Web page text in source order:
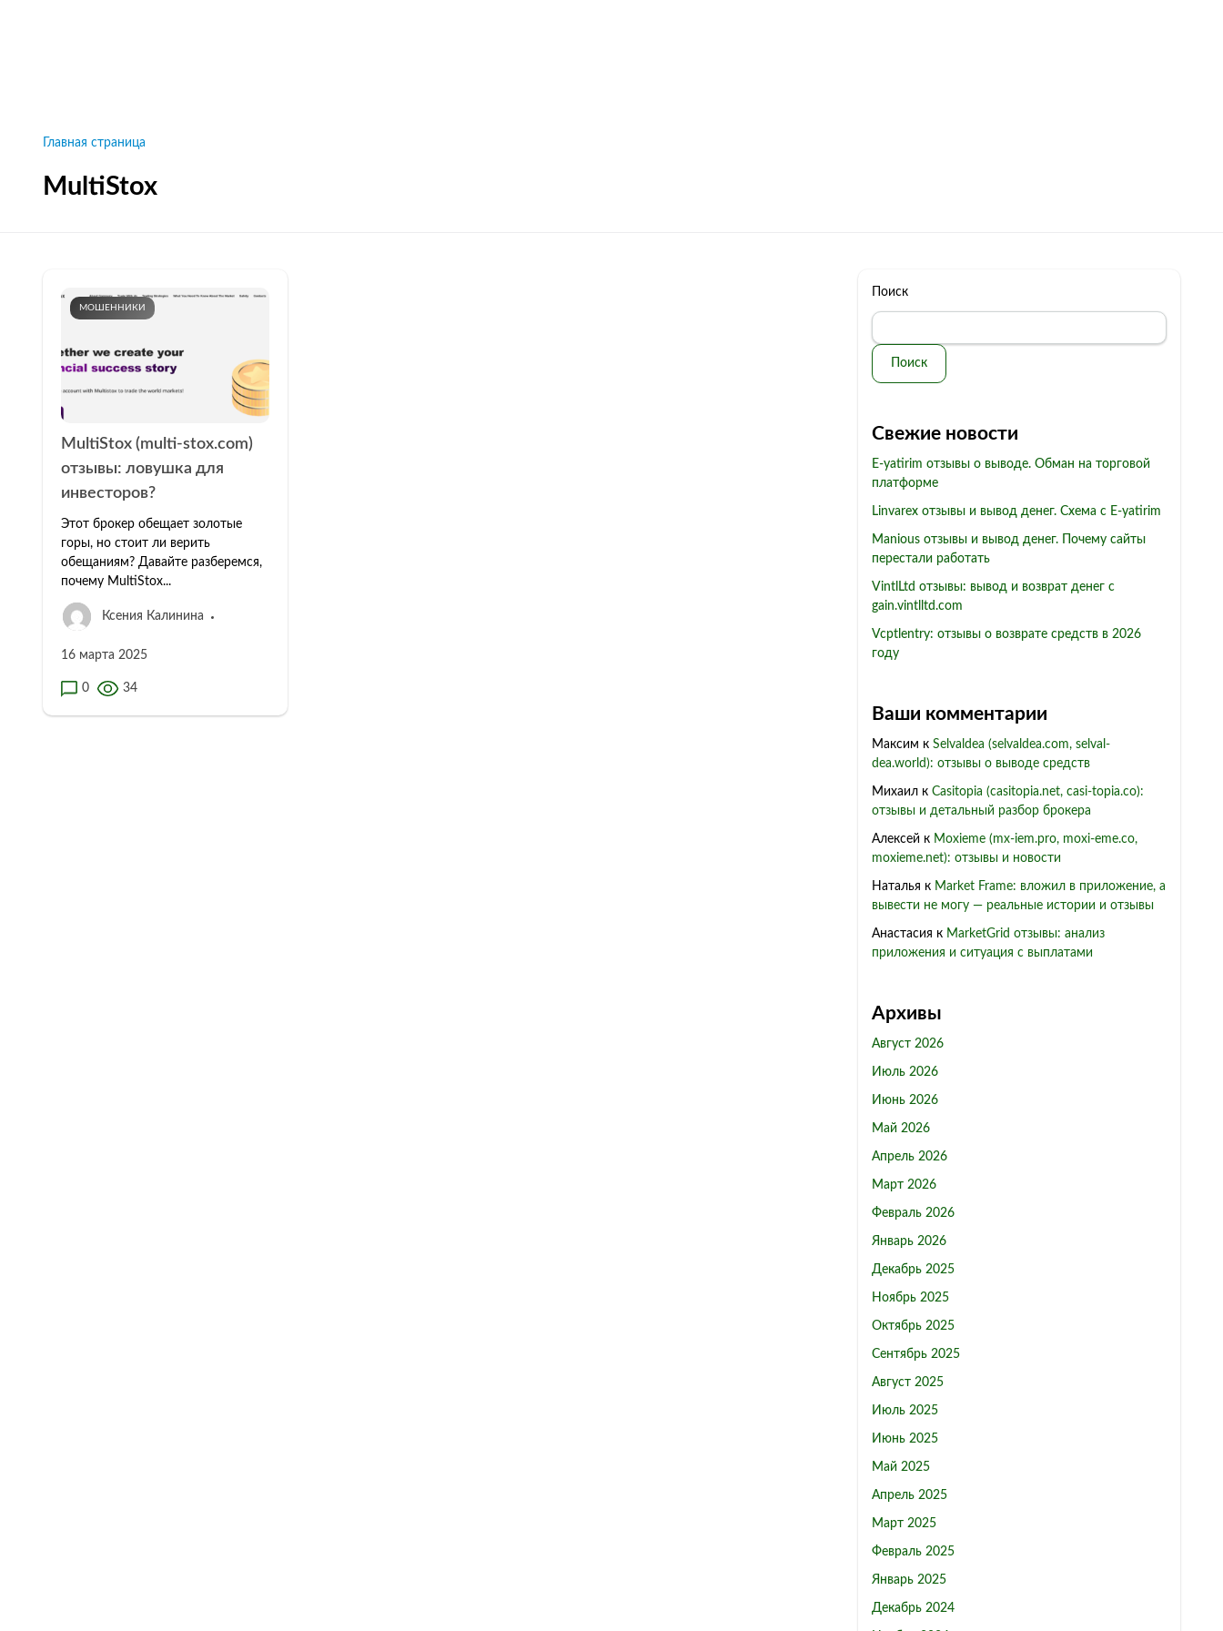
Главная страница
MultiStox
МОШЕННИКИ
MultiStox (multi-stox.com)
отзывы: ловушка для
инвесторов?
Этот брокер обещает золотые
горы, но стоит ли верить
обещаниям? Давайте разберемся,
почему MultiStox...
Ксения Калинина
16 марта 2025
0 34
Поиск
Поиск
Свежие новости
E-yatirim отзывы о выводе. Обман на торговой
платформе
Linvarex отзывы и вывод денег. Схема с E-yatirim
Manious отзывы и вывод денег. Почему сайты
перестали работать
VintlLtd отзывы: вывод и возврат денег с
gain.vintlltd.com
Vcptlentry: отзывы о возврате средств в 2026
году
Ваши комментарии
Максим к Selvaldea (selvaldea.com, selval-
dea.world): отзывы о выводе средств
Михаил к Casitopia (casitopia.net, casi-topia.co):
отзывы и детальный разбор брокера
Алексей к Moxieme (mx-iem.pro, moxi-eme.co,
moxieme.net): отзывы и новости
Наталья к Market Frame: вложил в приложение, а
вывести не могу — реальные истории и отзывы
Анастасия к MarketGrid отзывы: анализ
приложения и ситуация с выплатами
Архивы
Август 2026
Июль 2026
Июнь 2026
Май 2026
Апрель 2026
Март 2026
Февраль 2026
Январь 2026
Декабрь 2025
Ноябрь 2025
Октябрь 2025
Сентябрь 2025
Август 2025
Июль 2025
Июнь 2025
Май 2025
Апрель 2025
Март 2025
Февраль 2025
Январь 2025
Декабрь 2024